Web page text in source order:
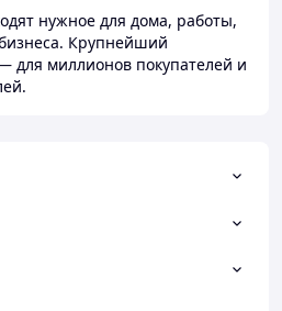
нужное для дома, работы,
Крупнейший
для миллионов покупателей и